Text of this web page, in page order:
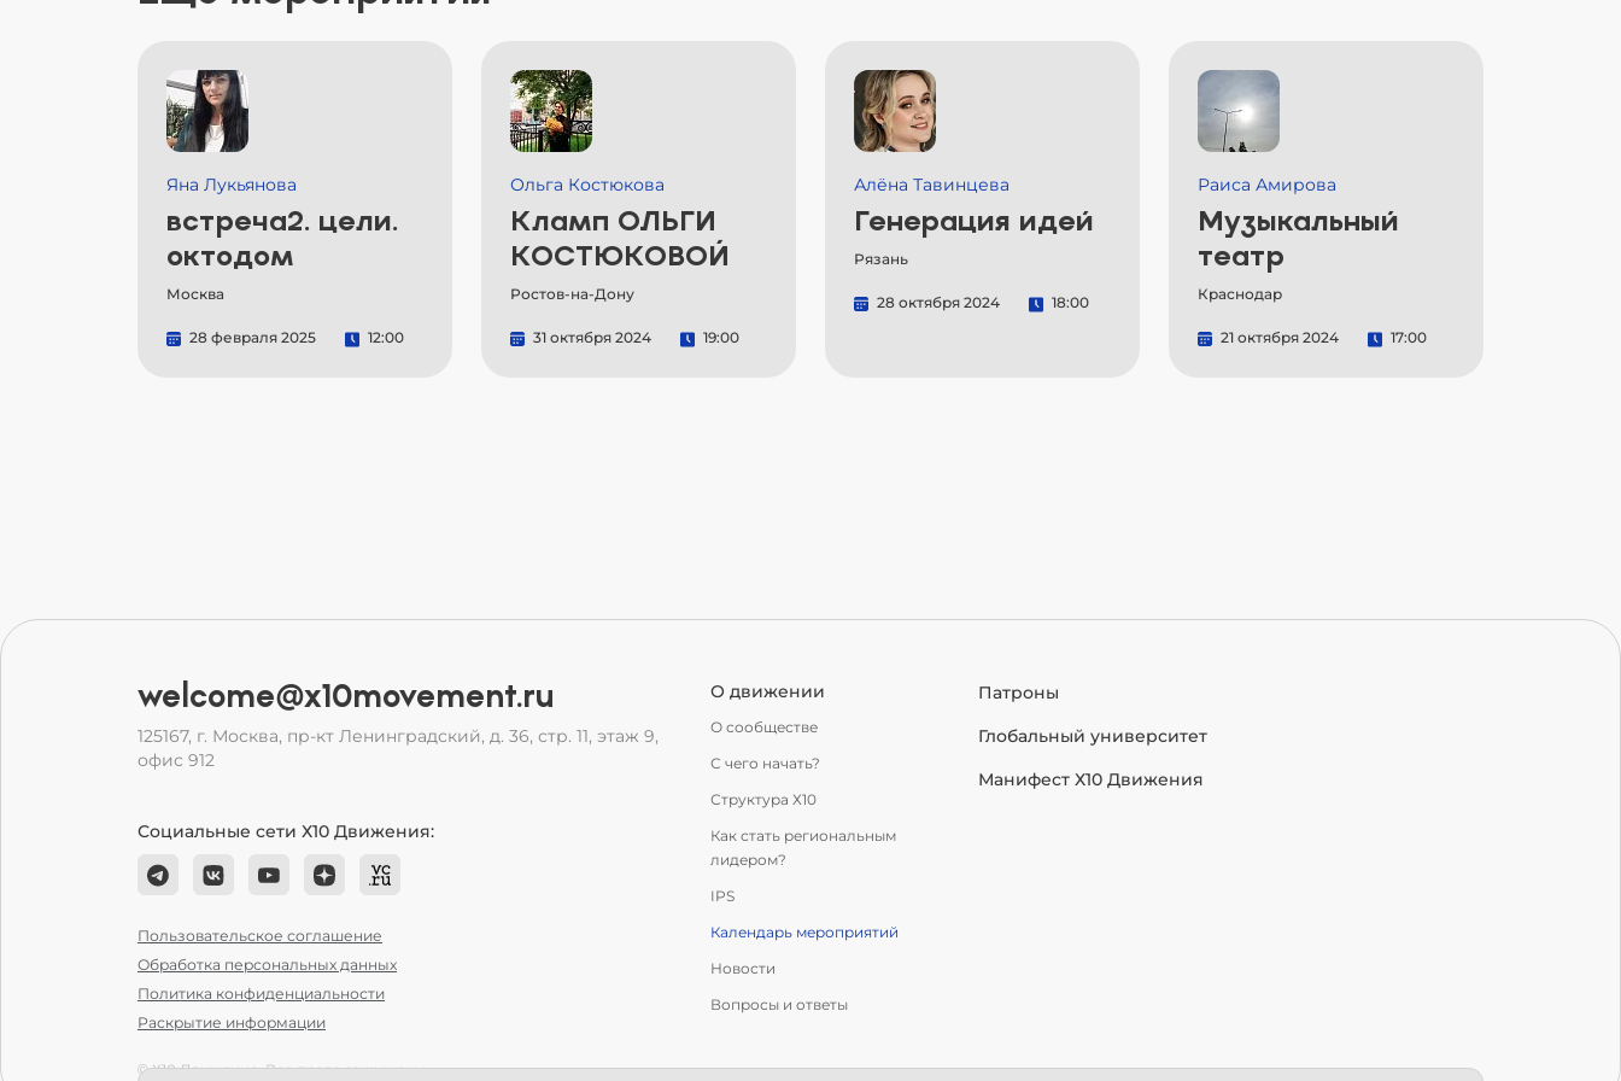
Яна Лукьянова
встреча2. цели.
октодом
Москва
28 февраля 2025 12:00
Ольга Костюкова
Кламп ОЛЬГИ
КОСТЮКОВОЙ
Ростов-на-Дону
31 октября 2024 19:00
Алёна Тавинцева
Генерация идей
Рязань
28 октября 2024 18:00
Раиса Амирова
Музыкальный
театр
Краснодар
21 октября 2024 17:00
welcome@x10movement.ru
125167, г. Москва, пр-кт Ленинградский, д. 36, стр. 11, этаж 9,
офис 912
Социальные сети Х10 Движения:
Пользовательское соглашение
Обработка персональных данных
Политика конфиденциальности
Раскрытие информации
О движении
О сообществе
С чего начать?
Структура Х10
Как стать региональным
лидером?
IPS
Календарь мероприятий
Новости
Вопросы и ответы
Патроны
Глобальный университет
Манифест Х10 Движения
© Х10 Движение. Все права защищены.